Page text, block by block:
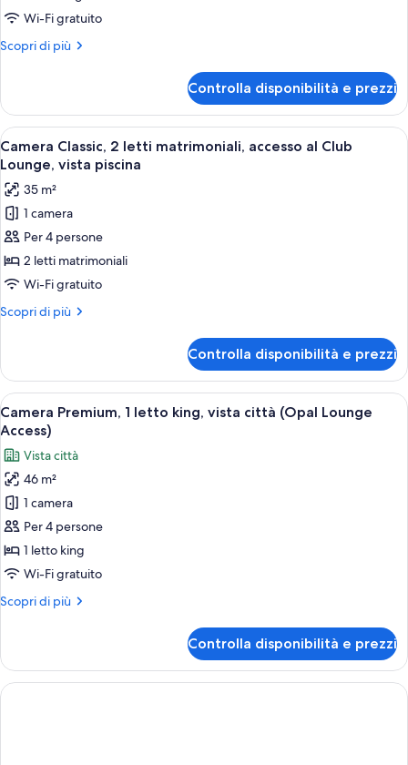
2
King
beds
Sofabed
(Opal
Lounge
Access)
Wi-Fi gratuito
Scopri di più
Altri
Room,
King
beds
Sofabed
(Opal
Lounge
Access)
Controlla disponibilità e prezzi
Apri
tutte
le
foto
per
Camera
Classic,
2
letti
matrimoniali,
al
Club
Lounge,
vista
piscina
Una camera d'albergo con un letto
3
Camera Classic, 2 letti matrimoniali, accesso al Club
Lounge, vista piscina
35 m²
1 camera
Per 4 persone
2 letti matrimoniali
Wi-Fi gratuito
Scopri di più
Altri
Classic,
letti
matrimoniali,
al
Club
Lounge,
vista
piscina
Controlla disponibilità e prezzi
Apri
tutte
le
foto
per
Camera
Premium,
1
letto
vista
Lounge
Access)
Una camera d'albergo con un letto
3
Camera Premium, 1 letto king, vista città (Opal Lounge
Access)
Vista città
46 m²
1 camera
Per 4 persone
1 letto king
Wi-Fi gratuito
Scopri di più
Altri
Premium,
letto
Controlla disponibilità e prezzi